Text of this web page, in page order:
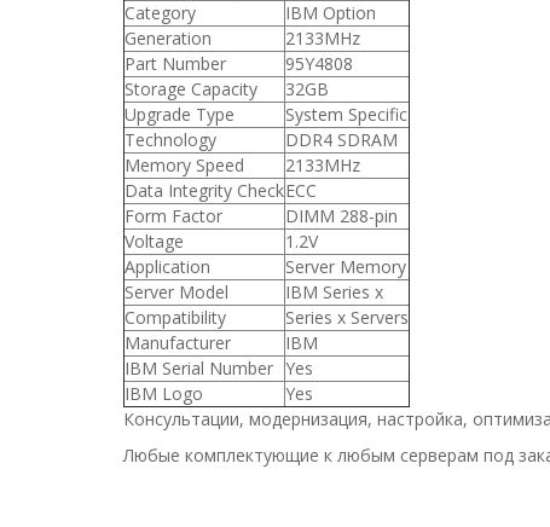
Category
IBM Option
Generation
2133MHz
Part Number
95Y4808
Storage Capacity
32GB
Upgrade Type
System Specific
Technology
DDR4 SDRAM
Memory Speed
2133MHz
Data Integrity CheckECC
Form Factor
DIMM 288-pin
Voltage
1.2V
Application
Server Memory
Server Model
IBM Series x
Compatibility
Series x Servers
Manufacturer
IBM
IBM Serial Number Yes
IBM Logo
Yes
Консультации, модернизация, настройка,
Любые комплектующие к любым серверам под